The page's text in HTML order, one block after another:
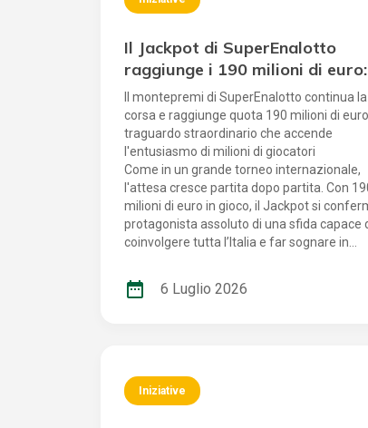
Il Jackpot di SuperEnalotto
raggiunge i 190 milioni di
sogno mondiale continua
Il montepremi di SuperEnalotto continua
corsa e raggiunge quota 190 milioni di
traguardo straordinario che accende
l'entusiasmo di milioni di giocatori
Come in un grande torneo internazionale,
l'attesa cresce partita dopo partita. Con
milioni di euro in gioco, il Jackpot si
protagonista assoluto di una sfida capace
coinvolgere tutta l’Italia e far sognare in
mettere a segno la giocata decisiva e
conquistare il Jackpot più ambito?
date_range 6 Luglio 2026
Iniziative